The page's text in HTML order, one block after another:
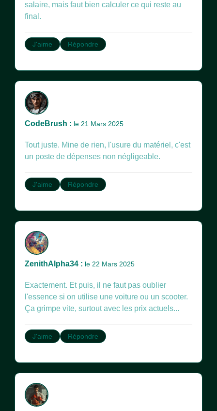
salaire, mais faut bien calculer ce qui reste au
final.
J'aime Répondre
CodeBrush : le 21 Mars 2025
Tout juste. Mine de rien, l'usure du matériel, c'est
un poste de dépenses non négligeable.
J'aime Répondre
ZenithAlpha34 : le 22 Mars 2025
Exactement. Et puis, il ne faut pas oublier
l'essence si on utilise une voiture ou un scooter.
Ça grimpe vite, surtout avec les prix actuels...
J'aime Répondre